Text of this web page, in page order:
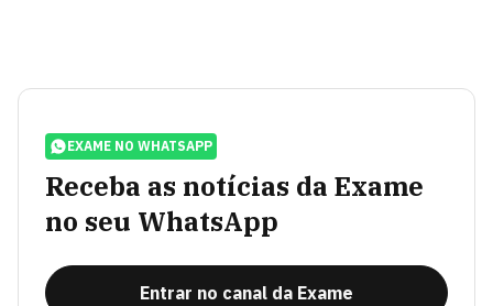
EXAME NO WHATSAPP
Receba as notícias da Exame
no seu WhatsApp
Entrar no canal da Exame